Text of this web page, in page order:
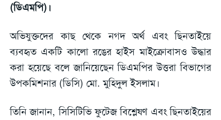
(ডিএমপি)।
অভিযুক্তদের কাছ থেকে নগদ অর্থ এবং ছিনতাইয়ে
ব্যবহৃত একটি কালো রঙের হাইস মাইক্রোবাসও উদ্ধার
করা হয়েছে বলে জানিয়েছেন ডিএমপির উত্তরা বিভাগের
উপকমিশনার (ডিসি) মো. মুহিদুল ইসলাম।
তিনি জানান, সিসিটিভি ফুটেজ বিশ্লেষণ এবং ছিনতাইয়ের